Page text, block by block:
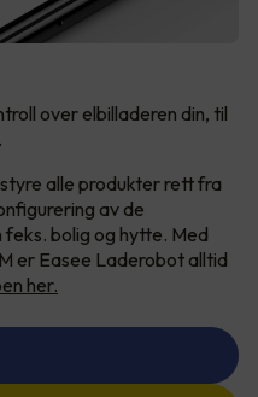
over elbilladeren din, til
alle produkter rett fra
av de
bolig og hytte. Med
er Easee Laderobot alltid
her.